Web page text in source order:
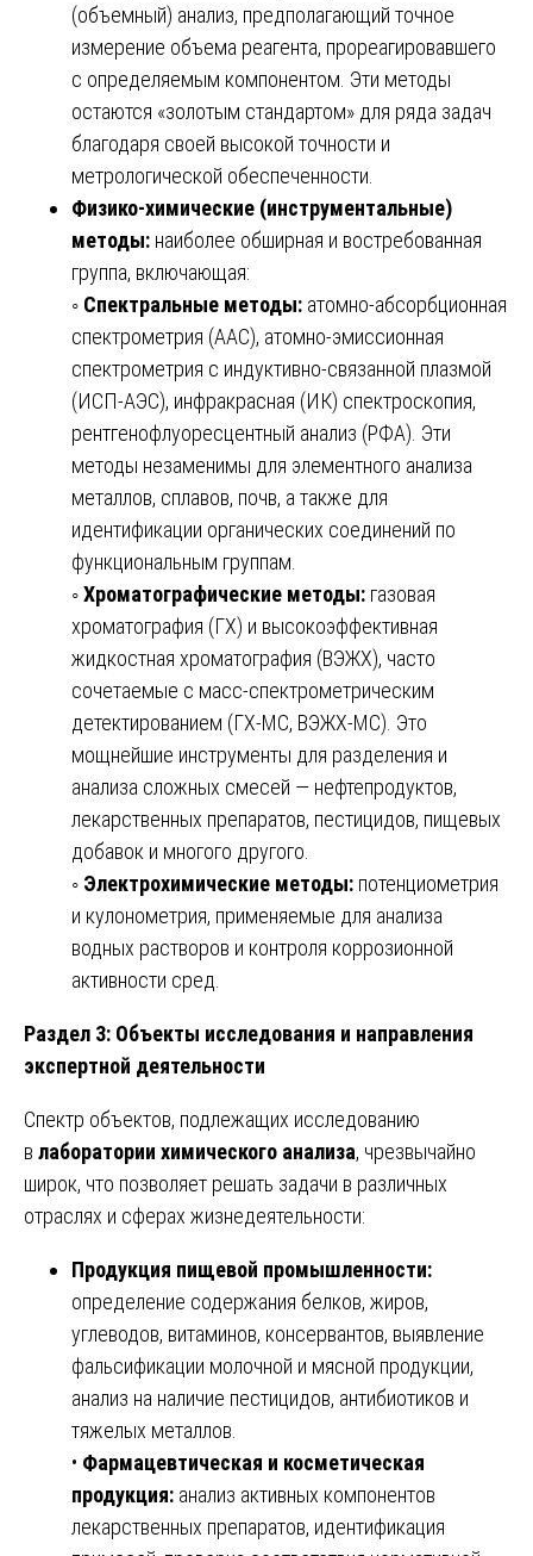
(объемный) анализ, предполагающий точное
измерение объема реагента, прореагировавшего
с определяемым компонентом. Эти методы
остаются «золотым стандартом» для ряда задач
благодаря своей высокой точности и
метрологической обеспеченности.
Физико-химические (инструментальные)
методы: наиболее обширная и востребованная
группа, включающая:
◦ Спектральные методы: атомно-абсорбционная
спектрометрия (ААС), атомно-эмиссионная
спектрометрия с индуктивно-связанной плазмой
(ИСП-АЭС), инфракрасная (ИК) спектроскопия,
рентгенофлуоресцентный анализ (РФА). Эти
методы незаменимы для элементного анализа
металлов, сплавов, почв, а также для
идентификации органических соединений по
функциональным группам.
◦Хроматографические методы: газовая
хроматография (ГХ) и высокоэффективная
жидкостная хроматография (ВЭЖХ), часто
сочетаемые с масс-спектрометрическим
детектированием (ГХ-МС, ВЭЖХ-МС). Это
мощнейшие инструменты для разделения и
анализа сложных смесей — нефтепродуктов,
лекарственных препаратов, пестицидов, пищевых
добавок и многого другого.
◦ Электрохимические методы: потенциометрия
и кулонометрия, применяемые для анализа
водных растворов и контроля коррозионной
активности сред.
Раздел 3: Объекты исследования и направления
экспертной деятельности
Спектр объектов, подлежащих исследованию
в лаборатории химического анализа, чрезвычайно
широк, что позволяет решать задачи в различных
отраслях и сферах жизнедеятельности:
Продукция пищевой промышленности:
определение содержания белков, жиров,
углеводов, витаминов, консервантов, выявление
фальсификации молочной и мясной продукции,
анализ на наличие пестицидов, антибиотиков и
тяжелых металлов.
• Фармацевтическая и косметическая
продукция: анализ активных компонентов
лекарственных препаратов, идентификация